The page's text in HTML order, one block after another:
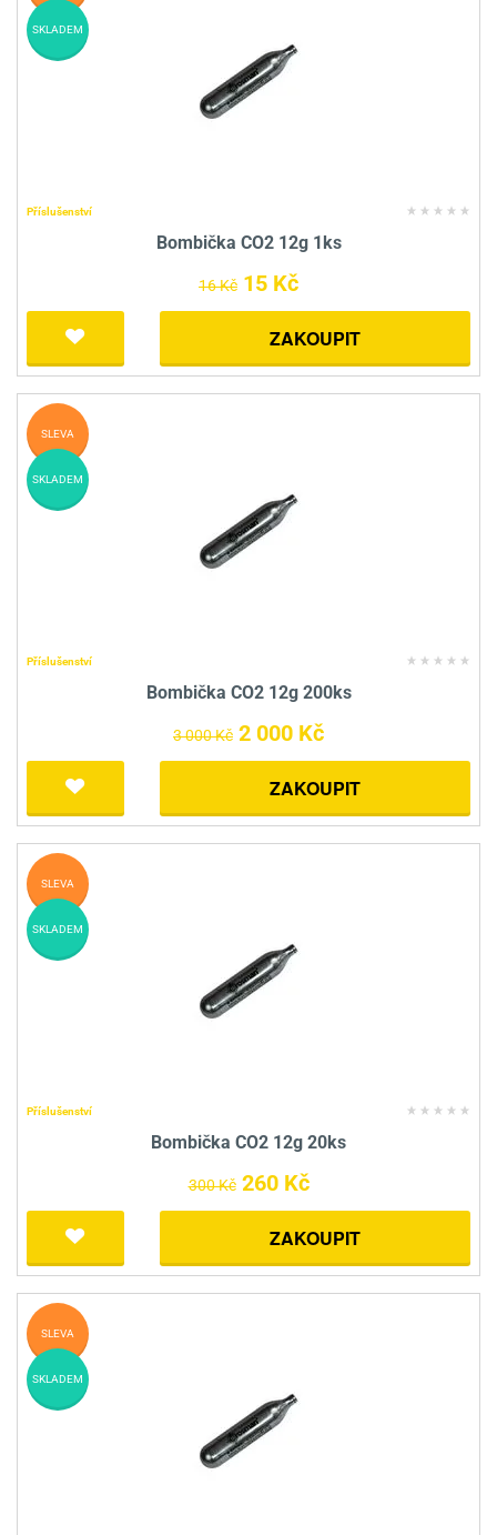
Příslušenství
Bombička CO2 12g 1ks
16 Kč 15 Kč
ZAKOUPIT
SKLADEM
Příslušenství
Bombička CO2 12g 200ks
3 000 Kč 2 000 Kč
ZAKOUPIT
SLEVA
SKLADEM
Příslušenství
Bombička CO2 12g 20ks
300 Kč 260 Kč
ZAKOUPIT
SLEVA
SKLADEM
SLEVA
SKLADEM